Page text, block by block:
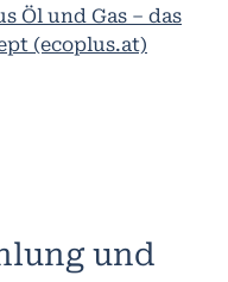
Öl und Gas – das
(ecoplus.at)
und